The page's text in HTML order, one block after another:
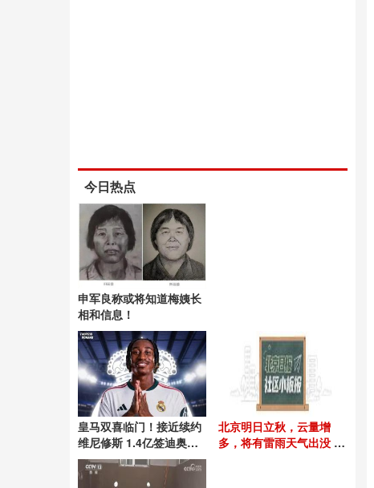
今日热点
申军良称或将知道梅姨长
相和信息！
皇马双喜临门！接近续约
维尼修斯 1.4亿签迪奥曼
德达协议 即将官宣 潜力
新星加盟引发期待
北京明日立秋，云量增
多，将有雷雨天气出没 高